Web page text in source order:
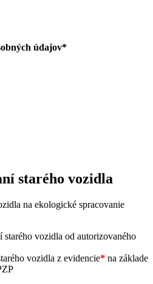
údajov*
starého vozidla
na ekologické spracovanie
starého vozidla od autorizovaného
vozidla z evidencie* na základe